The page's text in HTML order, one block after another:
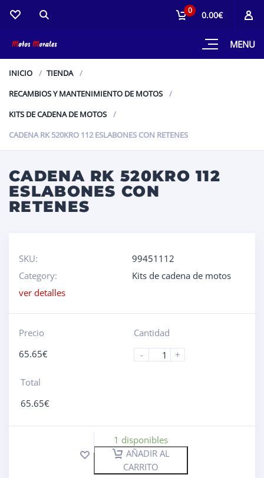
MENU
0 0.00€
INICIO
TIENDA
RECAMBIOS Y MANTENIMIENTO DE MOTOS
KITS DE CADENA DE MOTOS
CADENA RK 520KRO 112 ESLABONES CON RETENES
CADENA RK 520KRO 112
ESLABONES CON
RETENES
SKU:
99451112
Category:
Kits de cadena de motos
ver detalles
Precio
65.65€
Cantidad
-
+
Total
65.65€
1 disponibles
AÑADIR AL
CARRITO